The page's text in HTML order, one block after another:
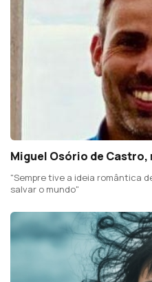
Miguel Osório de
"Sempre tive a ideia romântica
salvar o mundo"